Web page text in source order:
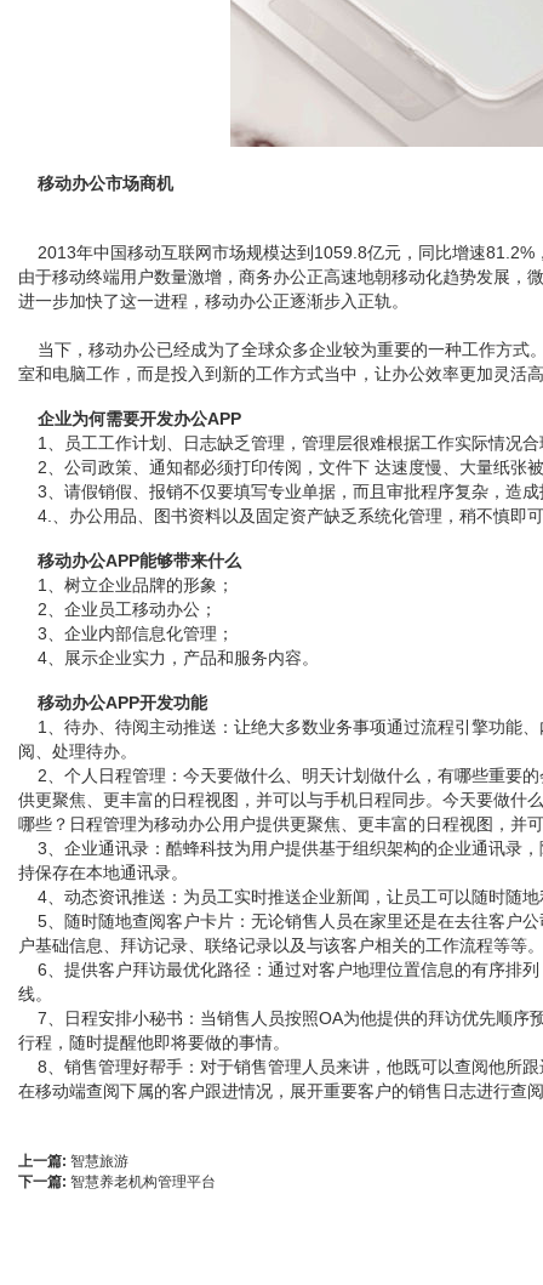
移动办公市场商机
2013年中国移动互联网市场规模达到1059.8亿元，同比增速
由于移动终端用户数量激增，商务办公正高速地朝移动化趋势发展，
进一步加快了这一进程，移动办公正逐渐步入正轨。
当下，移动办公已经成为了全球众多企业较为重要的一种工作方式
室和电脑工作，而是投入到新的工作方式当中，让办公效率更加灵活
企业为何需要开发办公APP
1、员工工作计划、日志缺乏管理，管理层很难根据工作实际情况
2、公司政策、通知都必须打印传阅，文件下 达速度慢、大量纸张
3、请假销假、报销不仅要填写专业单据，而且审批程序复杂，造
4.、办公用品、图书资料以及固定资产缺乏系统化管理，稍不慎即
移动办公APP能够带来什么
1、树立企业品牌的形象；
2、企业员工移动办公；
3、企业内部信息化管理；
4、展示企业实力，产品和服务内容。
移动办公APP开发功能
1、待办、待阅主动推送：让绝大多数业务事项通过流程引擎功能
阅、处理待办。
2、个人日程管理：今天要做什么、明天计划做什么，有哪些重要
供更聚焦、更丰富的日程视图，并可以与手机日程同步。今天要做什
哪些？日程管理为移动办公用户提供更聚焦、更丰富的日程视图，并
3、企业通讯录：酷蜂科技为用户提供基于组织架构的企业通讯录
持保存在本地通讯录。
4、动态资讯推送：为员工实时推送企业新闻，让员工可以随时随
5、随时随地查阅客户卡片：无论销售人员在家里还是在去往客户
户基础信息、拜访记录、联络记录以及与该客户相关的工作流程等等。
6、提供客户拜访最优化路径：通过对客户地理位置信息的有序排
线。
7、日程安排小秘书：当销售人员按照OA为他提供的拜访优先顺
行程，随时提醒他即将要做的事情。
8、销售管理好帮手：对于销售管理人员来讲，他既可以查阅他所
在移动端查阅下属的客户跟进情况，展开重要客户的销售日志进行查
上一篇: 智慧旅游
下一篇: 智慧养老机构管理平台